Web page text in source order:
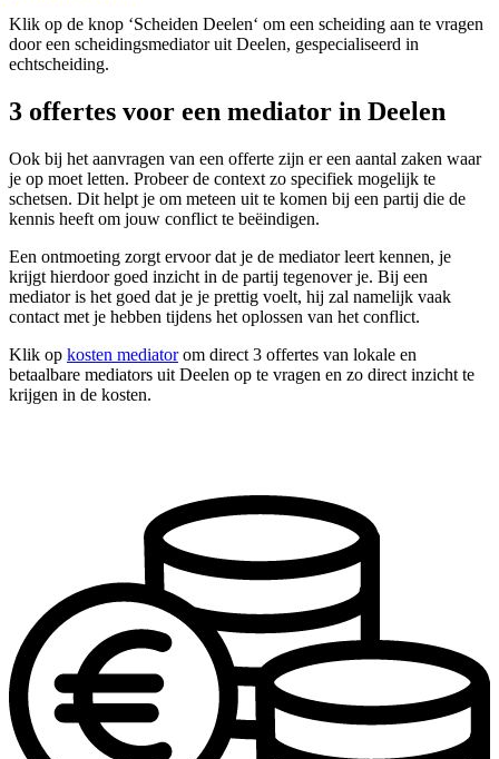
Klik op de knop ‘Scheiden Deelen‘ om een scheiding aan te vragen
door een scheidingsmediator uit Deelen, gespecialiseerd in
echtscheiding.
3 offertes voor een mediator in Deelen
Ook bij het aanvragen van een offerte zijn er een aantal zaken waar
je op moet letten. Probeer de context zo specifiek mogelijk te
schetsen. Dit helpt je om meteen uit te komen bij een partij die de
kennis heeft om jouw conflict te beëindigen.
Een ontmoeting zorgt ervoor dat je de mediator leert kennen, je
krijgt hierdoor goed inzicht in de partij tegenover je. Bij een
mediator is het goed dat je je prettig voelt, hij zal namelijk vaak
contact met je hebben tijdens het oplossen van het conflict.
Klik op kosten mediatorom direct 3 offertes van lokale en
betaalbare mediators uit Deelen op te vragen en zo direct inzicht te
krijgen in de kosten.